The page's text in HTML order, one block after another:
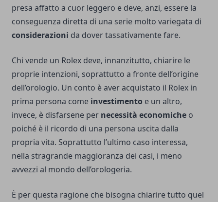
presa affatto a cuor leggero e deve, anzi, essere la
conseguenza diretta di una serie molto variegata di
considerazioni da dover tassativamente fare.
Chi vende un Rolex deve, innanzitutto, chiarire le
proprie intenzioni, soprattutto a fronte dell’origine
dell’orologio. Un conto è aver acquistato il Rolex in
prima persona come investimento e un altro,
invece, è disfarsene per necessità economiche o
poiché è il ricordo di una persona uscita dalla
propria vita. Soprattutto l’ultimo caso interessa,
nella stragrande maggioranza dei casi, i meno
avvezzi al mondo dell’orologeria.
È per questa ragione che bisogna chiarire tutto quel